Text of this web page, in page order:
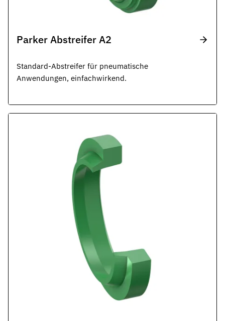
Parker Abstreifer A2
Standard-Abstreifer für pneumatische
Anwendungen, einfachwirkend.